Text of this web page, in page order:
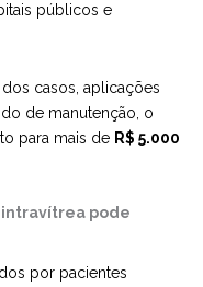
públicos e
casos, aplicações
de manutenção, o
para mais de R$ 5.000
pode
por pacientes